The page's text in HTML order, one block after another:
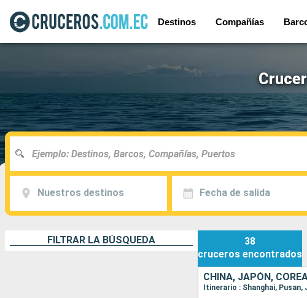
Destinos Compañías
Nuestros destinos Fecha de salida
FILTRAR LA BÚSQUEDA
38
cruceros encontrados
CHINA, JAPÓN,
Itinerario : Shanghai, Pusan,